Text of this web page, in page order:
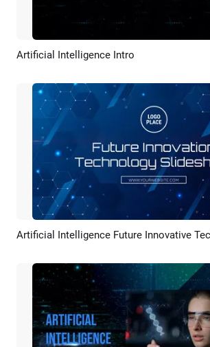
Pratinjau
Artificial Intelligence Intro
Pratinjau Rekreasi AI